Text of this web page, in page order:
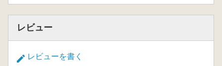
レビュー
レビューを書く